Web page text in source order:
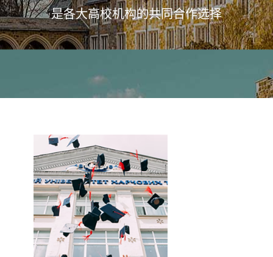
是各大高校机构的共同合作选择